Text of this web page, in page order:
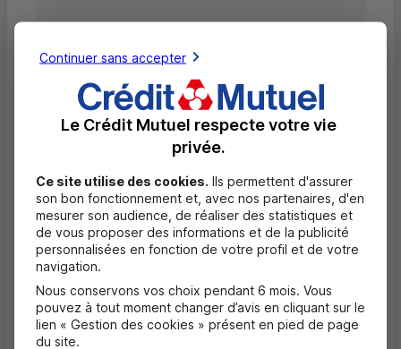
Dimanche Fermé
Questions fréquentes
Quels documents sont nécessaires à
l'ouverture d'un compte pour un majeur ?
Où trouver les numéros d'urgence ?
Comment savoir si mon agence a des
horaires d'ouverture dédiés uniquement
aux rendez-vous ?
Continuer sans accepter
Le Crédit Mutuel respecte votre vie
privée.
Ce site utilise des cookies. Ils permettent d'assurer
son bon fonctionnement et, avec nos partenaires, d'en
mesurer son audience, de réaliser des statistiques et
de vous proposer des informations et de la publicité
personnalisées en fonction de votre profil et de votre
navigation.
Nous conservons vos choix pendant 6 mois. Vous
pouvez à tout moment changer d’avis en cliquant sur le
lien « Gestion des cookies » présent en pied de page
du site.